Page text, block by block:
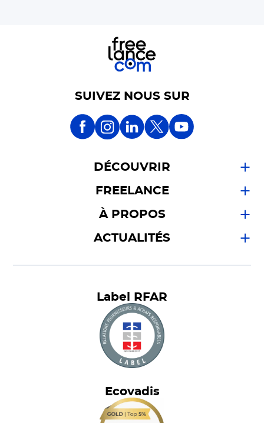
SUIVEZ NOUS SUR
DÉCOUVRIR
FREELANCE
À PROPOS
ACTUALITÉS
Label RFAR
Ecovadis